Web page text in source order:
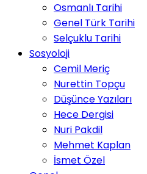
Osmanlı Tarihi
Genel Türk Tarihi
Selçuklu Tarihi
Sosyoloji
Cemil Meriç
Nurettin Topçu
Düşünce Yazıları
Hece Dergisi
Nuri Pakdil
Mehmet Kaplan
İsmet Özel